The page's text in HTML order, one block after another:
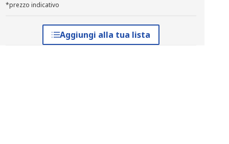
*prezzo indicativo
Aggiungi alla tua lista